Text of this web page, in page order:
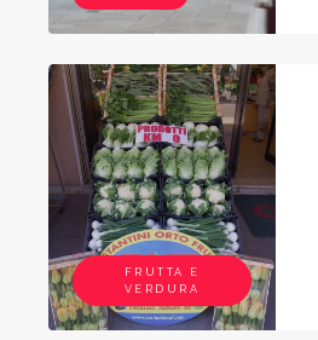
FRUTTA E
VERDURA